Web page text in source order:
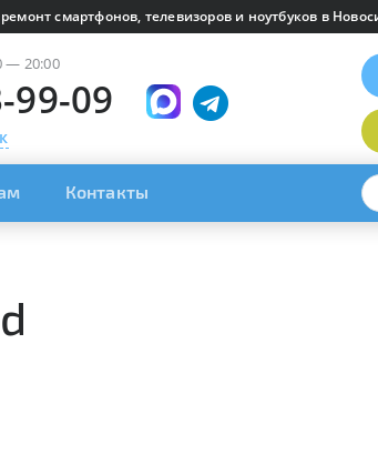
смартфонов, телевизоров и ноутбуков в
— 20:00
99-09
Контакты